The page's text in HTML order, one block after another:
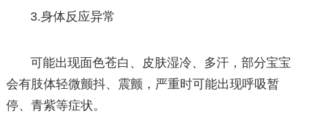
3.身体反应异常
可能出现面色苍白、皮肤湿冷、多汗，部分宝宝
会有肢体轻微颤抖、震颤，严重时可能出现呼吸暂
停、青紫等症状。